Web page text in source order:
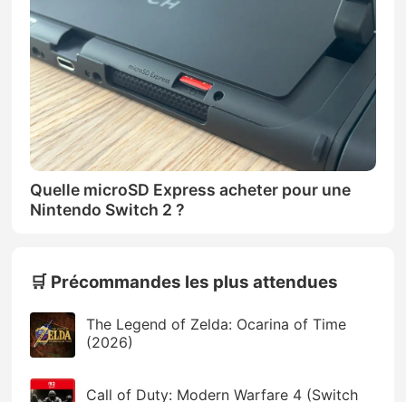
Quelle microSD Express acheter pour une
Nintendo Switch 2 ?
🛒 Précommandes les plus attendues
The Legend of Zelda: Ocarina of Time
(2026)
Call of Duty: Modern Warfare 4 (Switch